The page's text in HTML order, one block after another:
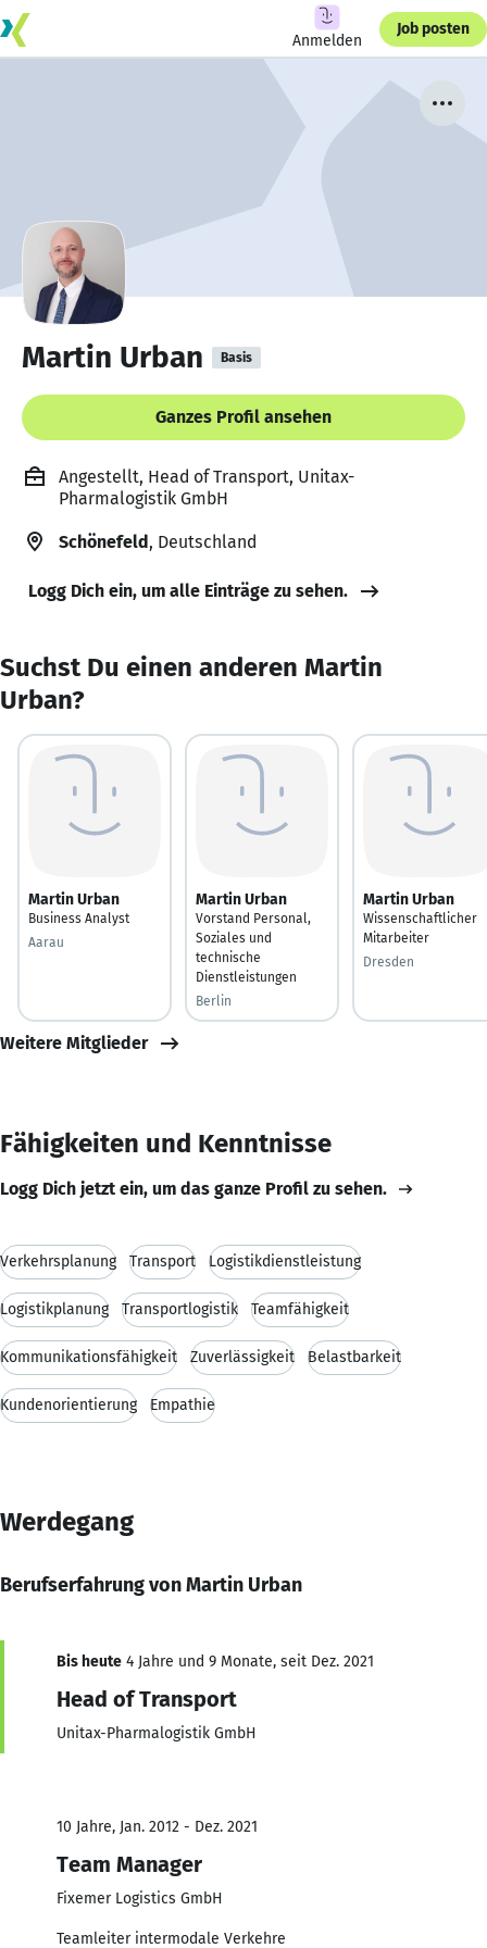
Anmelden
Job posten
Martin Urban Basis
Ganzes Profil ansehen
Angestellt, Head of Transport, Unitax-
Pharmalogistik GmbH
Schönefeld, Deutschland
Logg Dich ein, um alle Einträge zu sehen.
Suchst Du einen anderen Martin
Urban?
Martin Urban
Business Analyst
Aarau
Martin Urban
Vorstand Personal,
Soziales und
technische
Dienstleistungen
Berlin
Martin Urban
Wissenschaftlicher
Mitarbeiter
Dresden
Weitere Mitglieder
Fähigkeiten und Kenntnisse
Logg Dich jetzt ein, um das ganze Profil zu sehen.
Verkehrsplanung Transport Logistikdienstleistung
Logistikplanung Transportlogistik Teamfähigkeit
Kommunikationsfähigkeit Zuverlässigkeit Belastbarkeit
Kundenorientierung Empathie
Werdegang
Berufserfahrung von Martin Urban
Bis heute 4 Jahre und 9 Monate, seit Dez. 2021
Head of Transport
Unitax-Pharmalogistik GmbH
10 Jahre, Jan. 2012 - Dez. 2021
Team Manager
Fixemer Logistics GmbH
Teamleiter intermodale Verkehre